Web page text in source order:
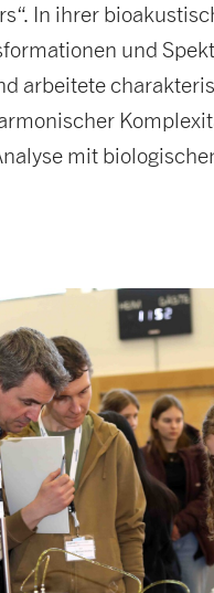
In ihrer
und
arbeitete
mit